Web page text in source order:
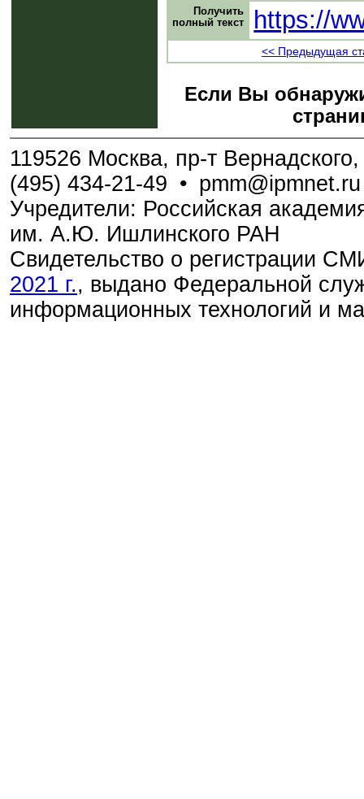
Получить
полный текст
https://
<< Предыдущая
Если Вы
119526 Москва, пр-т
(495) 434-21-49 • pmm@ipmnet.ru
Учредители: Российская
им. А.Ю. Ишлинского РАН
Свидетельство о регистрации
2021 г., выдано Федеральной
информационных технологий и